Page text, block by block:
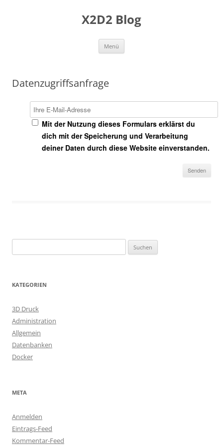
X2D2 Blog
Menü
Datenzugriffsanfrage
Ihre E-Mail-Adresse
Mit der Nutzung dieses Formulars erklärst du
dich mit der Speicherung und Verarbeitung
deiner Daten durch diese Website einverstanden.
nach:
KATEGORIEN
3D Druck
Administration
Allgemein
Datenbanken
Docker
META
Anmelden
Eintrags-Feed
Kommentar-Feed